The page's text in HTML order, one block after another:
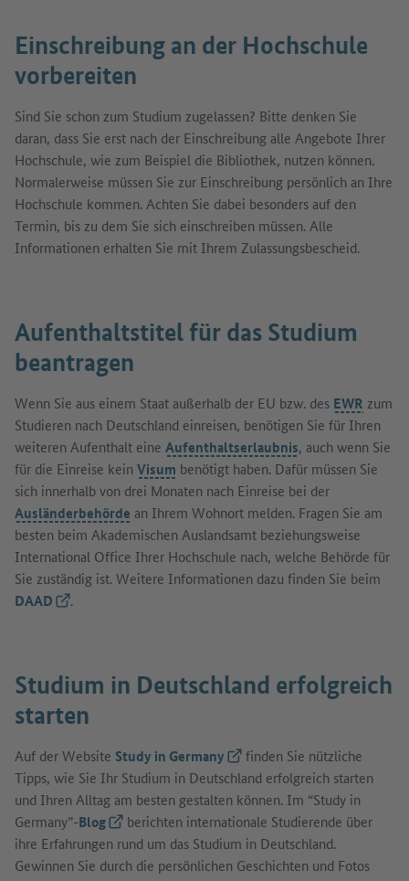
Einschreibung an der Hochschule
vorbereiten
Sind Sie schon zum Studium zugelassen? Bitte denken Sie
daran, dass Sie erst nach der Einschreibung alle Angebote Ihrer
Hochschule, wie zum Beispiel die Bibliothek, nutzen können.
Normalerweise müssen Sie zur Einschreibung persönlich an Ihre
Hochschule kommen. Achten Sie dabei besonders auf den
Termin, bis zu dem Sie sich einschreiben müssen. Alle
Informationen erhalten Sie mit Ihrem Zulassungsbescheid.
Aufenthaltstitel für das Studium
beantragen
Wenn Sie aus einem Staat außerhalb der EU bzw. des EWR zum
Studieren nach Deutschland einreisen, benötigen Sie für Ihren
weiteren Aufenthalt eine Aufenthaltserlaubnis, auch wenn Sie
für die Einreise kein Visum benötigt haben. Dafür müssen Sie
sich innerhalb von drei Monaten nach Einreise bei der
Ausländerbehörde an Ihrem Wohnort melden. Fragen Sie am
besten beim Akademischen Auslandsamt beziehungsweise
International Office Ihrer Hochschule nach, welche Behörde für
Sie zuständig ist. Weitere Informationen dazu finden Sie beim
DAAD(Externer Link)
.
Studium in Deutschland erfolgreich
starten
Auf der Website Study in Germany(Externer Link)
finden Sie nützliche
Tipps, wie Sie Ihr Studium in Deutschland erfolgreich starten
und Ihren Alltag am besten gestalten können. Im “Study in
Germany”-Blog(Externer Link)
berichten internationale Studierende über
ihre Erfahrungen rund um das Studium in Deutschland.
Gewinnen Sie durch die persönlichen Geschichten und Fotos